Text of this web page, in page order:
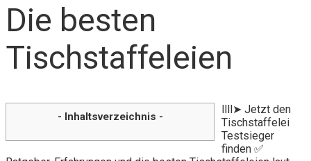
Die besten
Tischstaffeleien
- Inhaltsverzeichnis -
llll➤ Jetzt den
Tischstaffelei
Testsieger
finden ✅